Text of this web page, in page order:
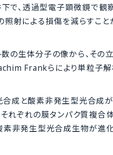
で、透過型電子顕微鏡で観
射による損傷を減らすこと
の生体分子の像から、その
Frankらにより単粒子解
成と酸素非発生型光合成が
れぞれの膜タンパク質複合
素非発生型光合成生物が進